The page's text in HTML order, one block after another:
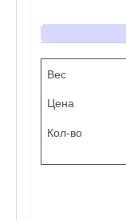
Вес
Цена
Кол-во